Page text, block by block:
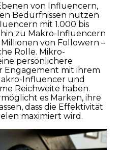
von Influencern,
Bedürfnissen nutzen
mit 1.000 bis
zu Makro-Influencern
von Followern –
Rolle. Mikro-
persönlichere
Engagement mit ihrem
Influencer und
Reichweite haben.
es Marken, ihre
dass die Effektivität
maximiert wird.